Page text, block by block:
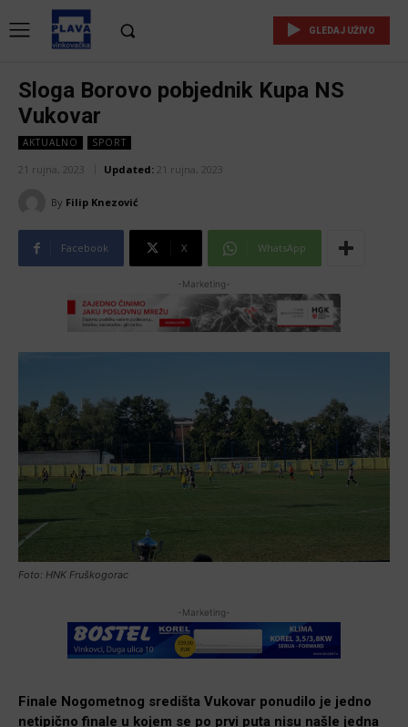
GLEDAJ UŽIVO
Sloga Borovo pobjednik Kupa NS
Vukovar
AKTUALNO SPORT
21 rujna, 2023 Updated: 21 rujna, 2023
By Filip Knezović
Facebook X WhatsApp
-Marketing-
Foto: HNK Fruškogorac
-Marketing-
Finale Nogometnog središta Vukovar ponudilo je jedno
netipično finale u kojem se po prvi puta nisu našle jedna